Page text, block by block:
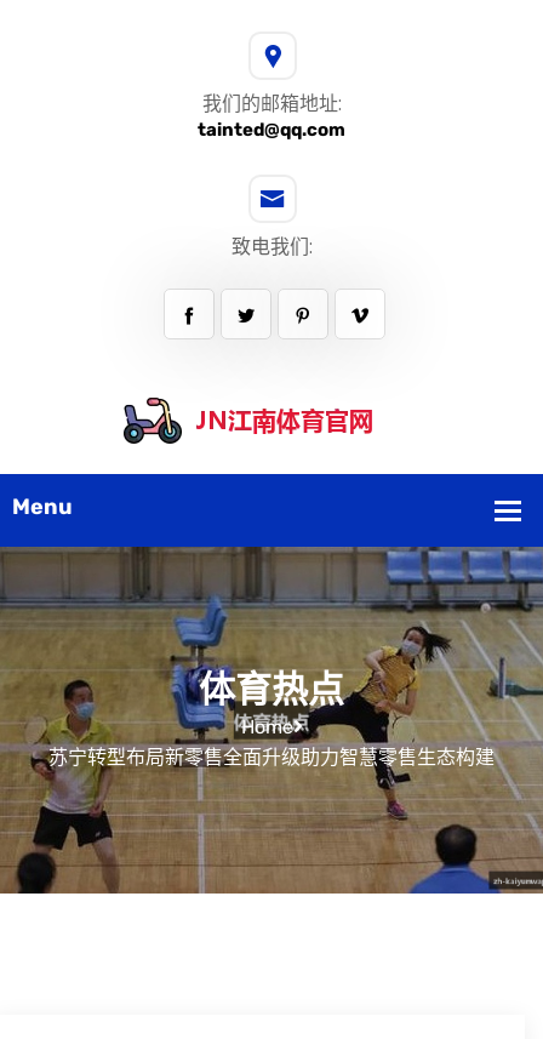
我们的邮箱地址:
tainted@qq.com
致电我们:
体育热点
Home
苏宁转型布局新零售全面升级助力智慧零售生态构建